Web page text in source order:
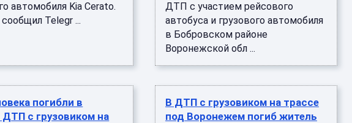
автомобиля Kia Cerato.
Telegr ...
ДТП с участием рейсового
автобуса и грузового автомобиля
в Бобровском районе
Воронежской обл ...
погибли в
с грузовиком на
В ДТП с грузовиком на трассе
под Воронежем погиб житель